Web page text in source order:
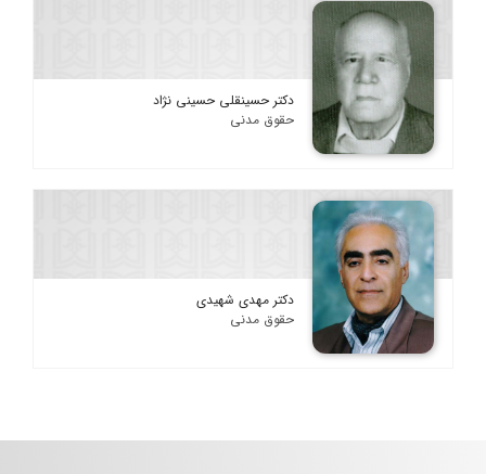
دکتر حسینقلی حسینی نژاد
حقوق مدنی
دکتر مهدی شهیدی
حقوق مدنی